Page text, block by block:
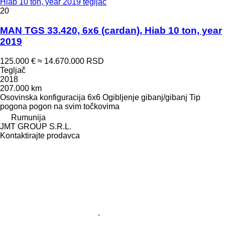
Hiab 10 ton, year 2019 tegljač
20
MAN TGS 33.420, 6x6 (cardan), Hiab 10 ton, year
2019
125.000 € ≈ 14.670.000 RSD
Tegljač
2018
207.000 km
Osovinska konfiguracija 6x6 Ogibljenje gibanj/gibanj Tip
pogona pogon na svim točkovima
Rumunija
JMT GROUP S.R.L.
Kontaktirajte prodavca